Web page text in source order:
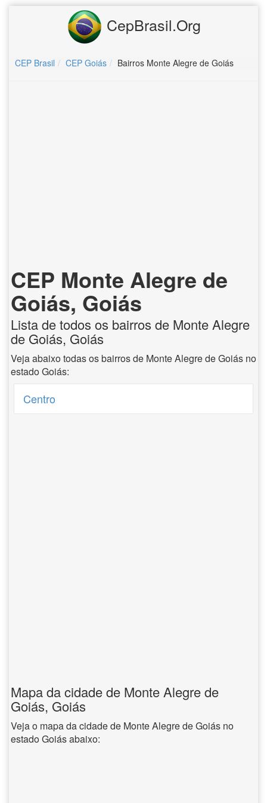
CepBrasil.Org
CEP Brasil CEP Goiás Bairros Monte Alegre de Goiás
CEP Monte Alegre de
Goiás, Goiás
Lista de todos os bairros de Monte Alegre
de Goiás, Goiás
Veja abaixo todas os bairros de Monte Alegre de Goiás no
estado Goiás:
Centro
Mapa da cidade de Monte Alegre de
Goiás, Goiás
Veja o mapa da cidade de Monte Alegre de Goiás no
estado Goiás abaixo: